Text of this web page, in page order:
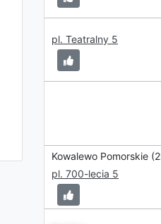
pl. Teatralny 5
Kowalewo Pomorskie
pl. 700-lecia 5